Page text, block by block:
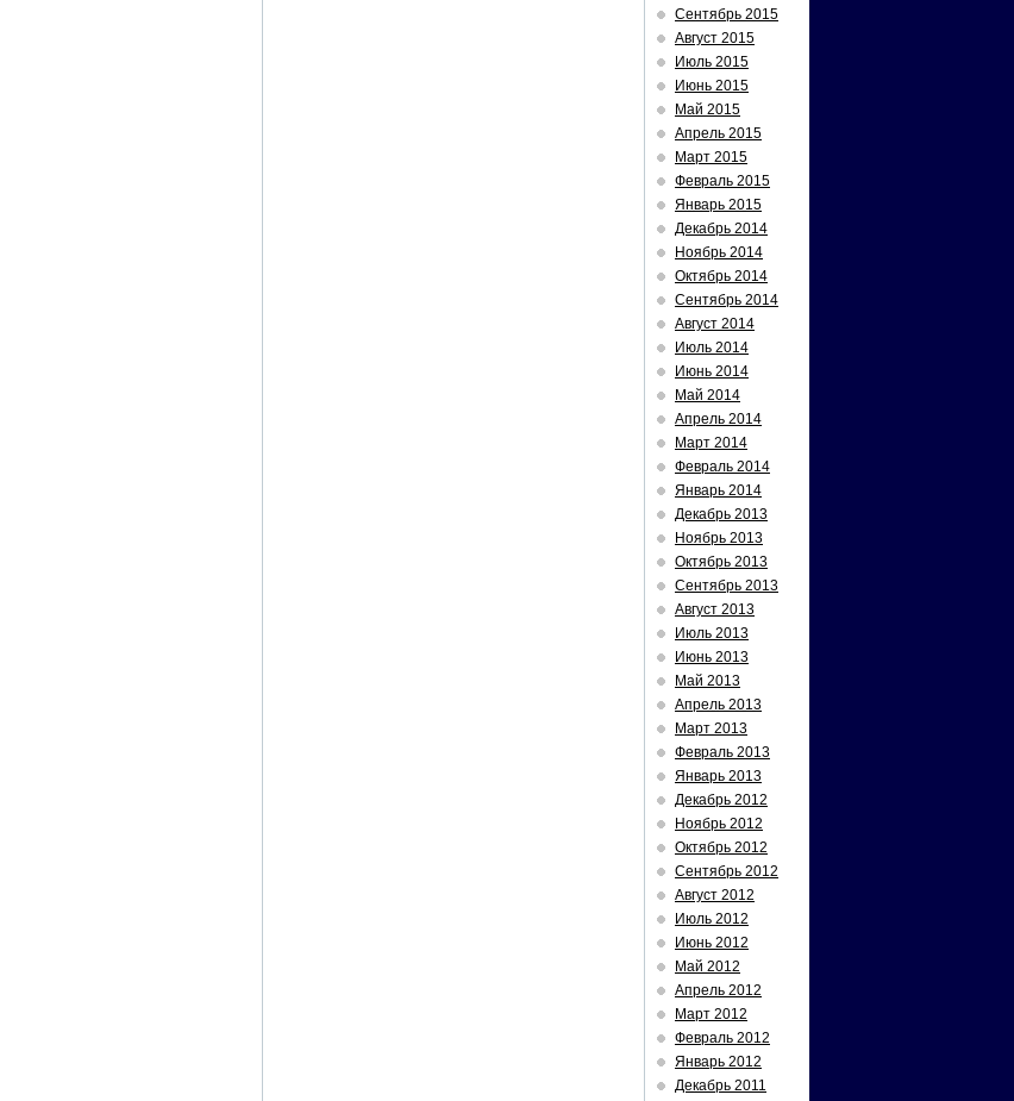
Сентябрь 2015
Август 2015
Июль 2015
Июнь 2015
Май 2015
Апрель 2015
Март 2015
Февраль 2015
Январь 2015
Декабрь 2014
Ноябрь 2014
Октябрь 2014
Сентябрь 2014
Август 2014
Июль 2014
Июнь 2014
Май 2014
Апрель 2014
Март 2014
Февраль 2014
Январь 2014
Декабрь 2013
Ноябрь 2013
Октябрь 2013
Сентябрь 2013
Август 2013
Июль 2013
Июнь 2013
Май 2013
Апрель 2013
Март 2013
Февраль 2013
Январь 2013
Декабрь 2012
Ноябрь 2012
Октябрь 2012
Сентябрь 2012
Август 2012
Июль 2012
Июнь 2012
Май 2012
Апрель 2012
Март 2012
Февраль 2012
Январь 2012
Декабрь 2011